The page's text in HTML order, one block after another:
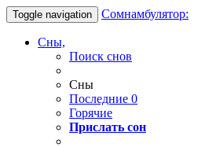
Toggle navigation Сомнамбулятор:
Сны,
Поиск снов
Сны
Последние 0
Горячие
Прислать сон